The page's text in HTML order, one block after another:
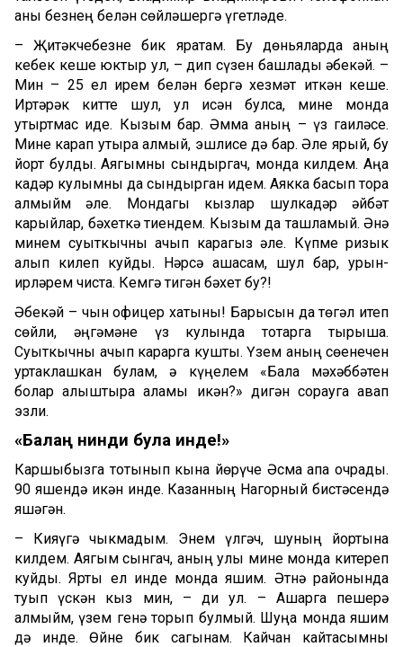
аны безнең белән сөйләшергә үгетләде.
– Җитәкчебезне бик яратам. Бу дөньяларда аның
кебек кеше юктыр ул, – дип сүзен башлады әбекәй. –
Мин – 25 ел ирем белән бергә хезмәт иткән кеше.
Иртәрәк китте шул, ул исән булса, мине монда
утыртмас иде. Кызым бар. Әмма аның – үз гаиләсе.
Мине карап утыра алмый, эшлисе дә бар. Әле ярый, бу
йорт булды. Аягымны сындыргач, монда килдем. Аңа
кадәр кулымны да сындырган идем. Аякка басып тора
алмыйм әле. Мондагы кызлар шулкадәр әйбәт
карыйлар, бәхеткә тиендем. Кызым да ташламый. Әнә
минем суыткычны ачып карагыз әле. Күпме ризык
алып килеп куйды. Нәрсә ашасам, шул бар, урын-
җирләрем чиста. Кемгә тигән бәхет бу?!
Әбекәй – чын офицер хатыны! Барысын да төгәл итеп
сөйли, әңгәмәне үз кулында тотарга тырыша.
Суыткычны ачып карарга кушты. Үзем аның сөенечен
уртаклашкан булам, ә күңелем «Бала мәхәббәтен
болар алыштыра аламы икән?» дигән сорауга җавап
эзли.
«Балаң нинди була инде!»
Каршыбызга тотынып кына йөрүче Әсма апа очрады.
90 яшендә икән инде. Казанның Нагорный бистәсендә
яшәгән.
– Кияүгә чыкмадым. Энем үлгәч, шуның йортына
килдем. Аягым сынгач, аның улы мине монда китереп
куйды. Ярты ел инде монда яшим. Әтнә районында
туып үскән кыз мин, – ди ул. – Ашарга пешерә
алмыйм, үзем генә торып булмый. Шуңа монда яшим
дә инде. Өйне бик сагынам. Кайчан кайтасымны